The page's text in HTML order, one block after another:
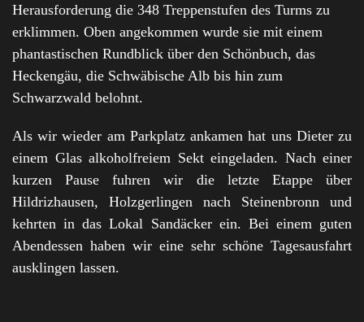
Herausforderung die 348 Treppenstufen des Turms zu
erklimmen. Oben angekommen wurde sie mit einem
phantastischen Rundblick über den Schönbuch, das
Heckengäu, die Schwäbische Alb bis hin zum
Schwarzwald belohnt.
Als wir wieder am Parkplatz ankamen hat uns Dieter zu
einem Glas alkoholfreiem Sekt eingeladen. Nach einer
kurzen Pause fuhren wir die letzte Etappe über
Hildrizhausen, Holzgerlingen nach Steinenbronn und
kehrten in das Lokal Sandäcker ein. Bei einem guten
Abendessen haben wir eine sehr schöne Tagesausfahrt
ausklingen lassen.